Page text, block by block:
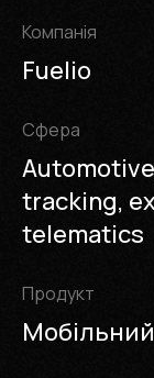
Компанія
Fuelio
Cфера
tracking,
telematics
Продукт